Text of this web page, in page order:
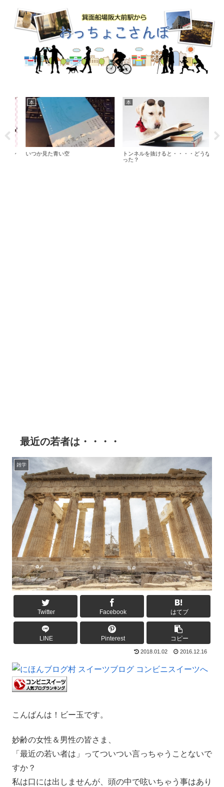
いつか見た青い空
トンネルを抜けると・・・・どうな
った？
最近の若者は・・・・
雑学
Twitter Facebook はてブ
LINE Pinterest コピー
2018.01.02 2016.12.16
こんばんは！ビー玉です。
妙齢の女性＆男性の皆さま、
「最近の若い者は」ってついつい言っちゃうことないで
すか？
私は口には出しませんが、頭の中で呟いちゃう事はあり